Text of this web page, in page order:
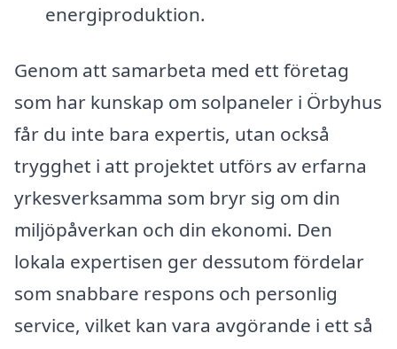
energiproduktion.
Genom att samarbeta med ett företag
som har kunskap om solpaneler i Örbyhus
får du inte bara expertis, utan också
trygghet i att projektet utförs av erfarna
yrkesverksamma som bryr sig om din
miljöpåverkan och din ekonomi. Den
lokala expertisen ger dessutom fördelar
som snabbare respons och personlig
service, vilket kan vara avgörande i ett så